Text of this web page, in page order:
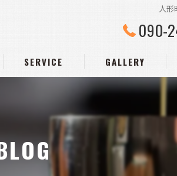
人形
090-
SERVICE GALLERY